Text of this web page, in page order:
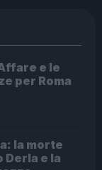
e le
per Roma
la morte
e la